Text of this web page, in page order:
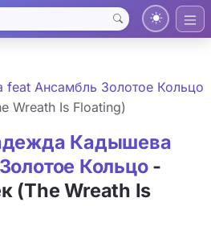
Ансамбль Золотое Кольцо
Wreath Is Floating)
Кадышева
Кольцо-
(The Wreath Is